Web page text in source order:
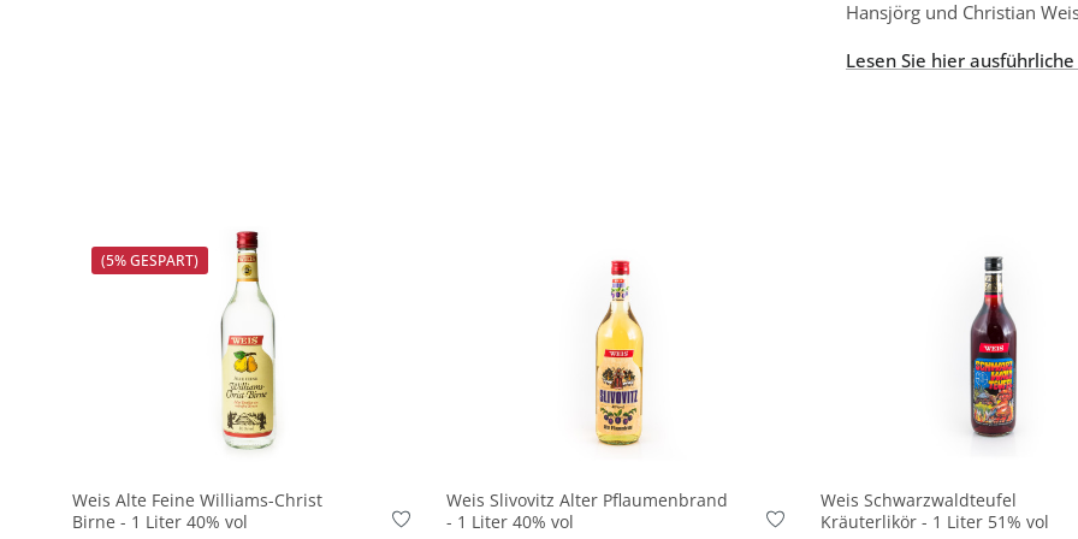
Hansjörg und Christian
Lesen Sie hier
(5% GESPART)
Weis Alte Feine Williams-Christ
Birne - 1 Liter 40% vol
In den Korb
Weis Slivovitz Alter Pflaumenbrand
- 1 Liter 40% vol
In den Korb
Weis Schwarzwaldteufel
Kräuterlikör - 1 Liter 51% vol
In den Korb